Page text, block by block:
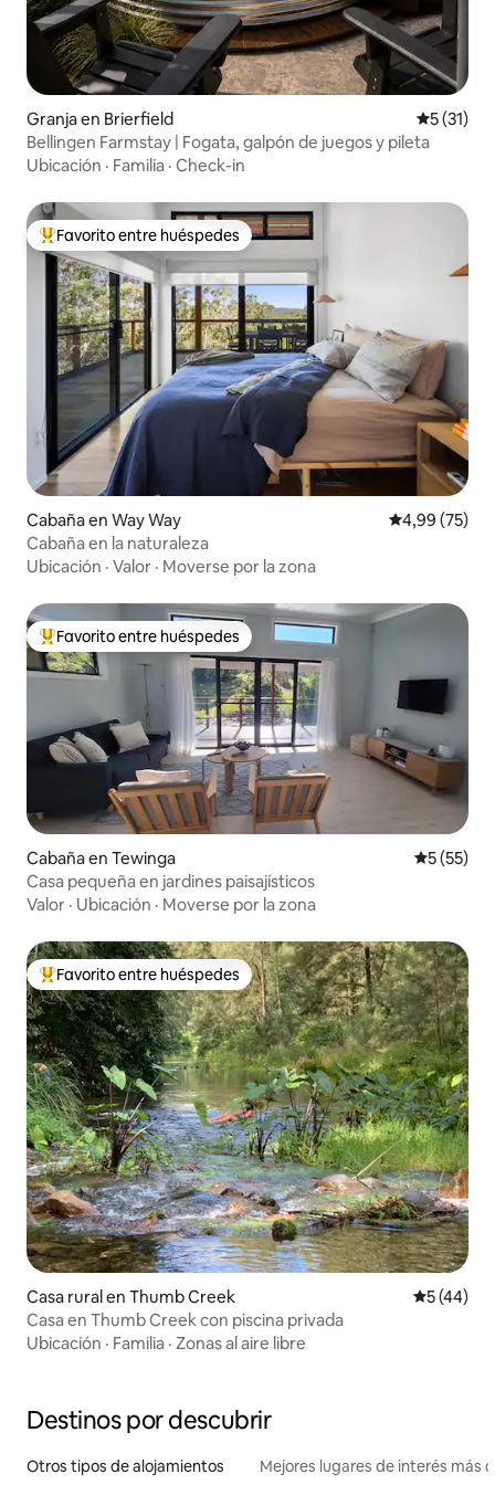
Granja en Brierfield
5 (31)
Bellingen Farmstay | Fogata, galpón de juegos y pileta
Ubicación · Familia · Check-in
Favorito entre los huéspedes más destacados
Favorito entre huéspedes
Cabaña en Way Way Calificación
4,99 (75)
Cabaña en la naturaleza
Ubicación · Valor · Moverse por la zona
Favorito entre los huéspedes más destacados
Favorito entre huéspedes
Cabaña en Tewinga
5 (55)
Casa pequeña en jardines paisajísticos
Valor · Ubicación · Moverse por la zona
Favorito entre los huéspedes más destacados
Favorito entre huéspedes
Casa rural en Thumb Creek
5 (44)
Casa en Thumb Creek con piscina privada
Ubicación · Familia · Zonas al aire libre
Destinos por descubrir
Otros tipos de alojamientos Mejores lugares de interés más